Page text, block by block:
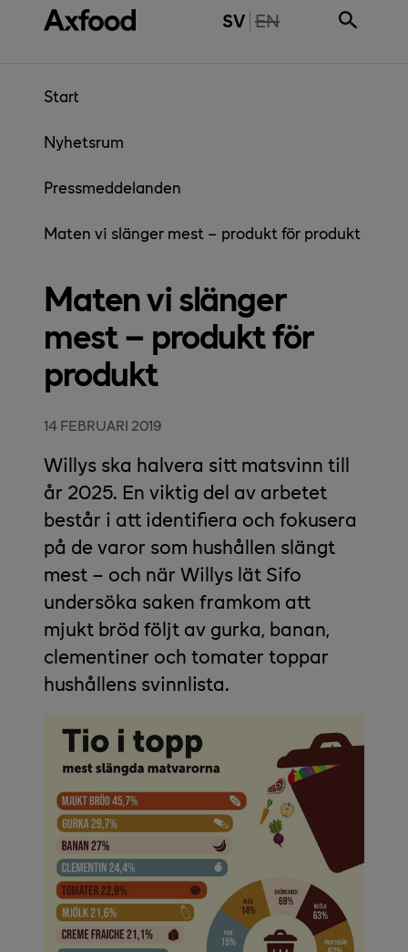
Gå direkt till innehåll SV THE PAGE IS NOT
EN
Start
Nyhetsrum
Pressmeddelanden
Maten vi slänger mest – produkt för produkt
Maten vi slänger
mest – produkt för
produkt
14 FEBRUARI 2019
Willys ska halvera sitt matsvinn till
år 2025. En viktig del av arbetet
består i att identifiera och fokusera
på de varor som hushållen slängt
mest – och när Willys lät Sifo
undersöka saken framkom att
mjukt bröd följt av gurka, banan,
clementiner och tomater toppar
hushållens svinnlista.